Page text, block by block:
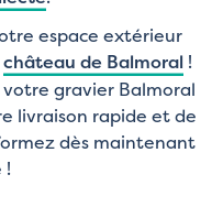
espace extérieur
château de Balmoral !
gravier Balmoral
livraison rapide et de
dès maintenant
!